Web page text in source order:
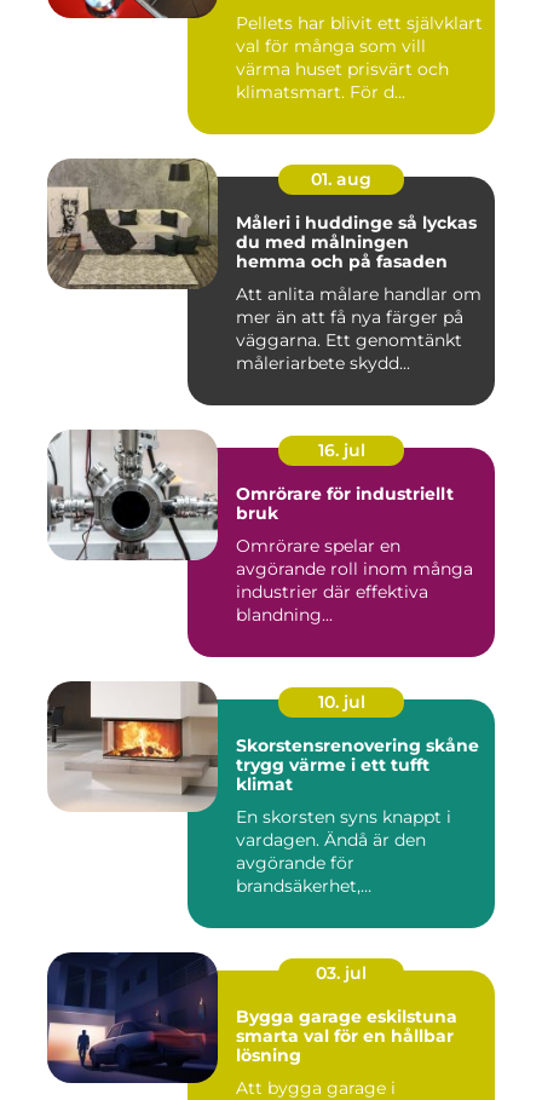
Pellets har blivit ett självklart
val för många som vill
värma huset prisvärt och
klimatsmart. För d...
01. aug
Måleri i huddinge så lyckas
du med målningen
hemma och på fasaden
Att anlita målare handlar om
mer än att få nya färger på
väggarna. Ett genomtänkt
måleriarbete skydd...
16. jul
Omrörare för industriellt
bruk
Omrörare spelar en
avgörande roll inom många
industrier där effektiva
blandning...
10. jul
Skorstensrenovering skåne
trygg värme i ett tufft
klimat
En skorsten syns knappt i
vardagen. Ändå är den
avgörande för
brandsäkerhet,
03. jul
Bygga garage eskilstuna
smarta val för en hållbar
lösning
Att bygga garage i